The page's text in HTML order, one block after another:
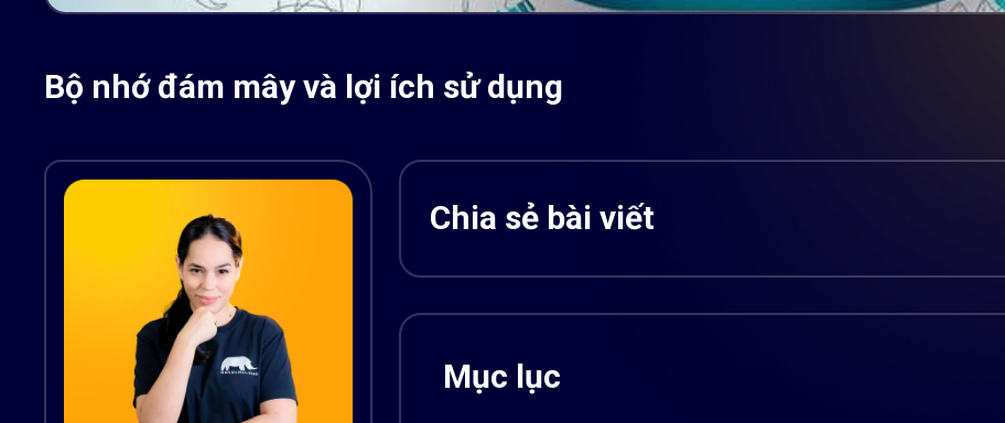
Bộ nhớ đám mây và lợi ích sử dụng
Chia sẻ bài viết
Mục lục